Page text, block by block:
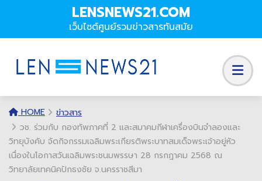
LENSNEWS21.COM
เว็บไซต์ศูนย์รวมข่าวสารทันสมัย
HOME
ข่าวสาร
วช. ร่วมกับ กองทัพภาคที่ 2 และสมาคมกีฬาเครื่องบินจำลองและ
วิทยุบังคับ จัดกิจกรรมเฉลิมพระเกียรติพระบาทสมเด็จพระเจ้าอยู่หัว
เนื่องในโอกาสวันเฉลิมพระชนมพรรษา 28 กรกฎาคม 2568 ณ
วิทยาลัยเทคนิคปักธงชัย จ.นครราชสีมา